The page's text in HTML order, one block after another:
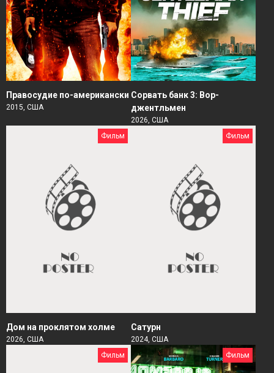
Правосудие по-американски
2015, США
Сорвать банк 3: Вор-
джентльмен
2026, США
Фильм
Дом на проклятом холме
2026, США
Фильм
Сатурн
2024, США
Фильм
Фильм